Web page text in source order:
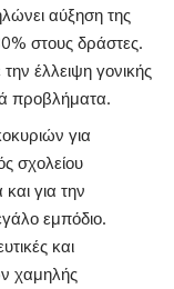
αύξηση της
στους δράστες.
έλλειψη γονικής
προβλήματα.
για
σχολείου
για την
εμπόδιο.
και
χαμηλής